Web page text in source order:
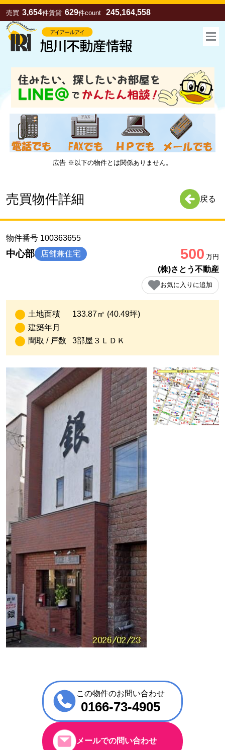
売買 3,654件賃貸 629件count 245,164,558
広告 ※以下の物件とは関係ありません。
売買物件詳細 戻る
物件番号 100363655
中心部 店舗兼住宅 500 万円
(株)さとう不動産
お気に入りに追加
土地面積
133.87㎡ (40.49坪)
建築年月
間取 / 戸数
3部屋３ＬＤＫ
この物件のお問い合わせ
0166-73-4905
メールでの問い合わせ